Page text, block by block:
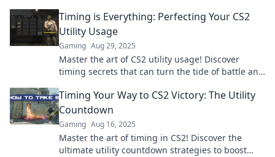
Timing is Everything: Perfecting Your CS2
Utility Usage
Gaming Aug 29, 2025
Master the art of CS2 utility usage! Discover
timing secrets that can turn the tide of battle and
Timing Your Way to CS2 Victory: The Utility
Countdown
Gaming Aug 16, 2025
Master the art of timing in CS2! Discover the
ultimate utility countdown strategies to boost